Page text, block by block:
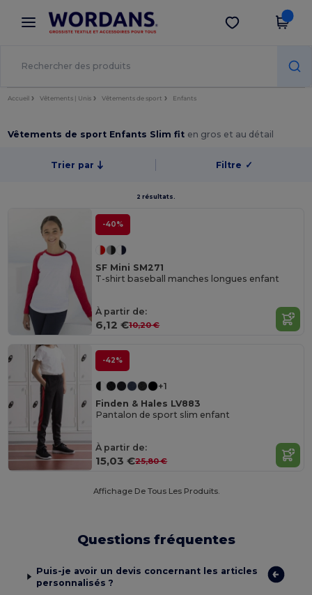
× Appli Wordans
Meilleurs prix sur l’app !
Obtenir l'appli
Accueil Vêtements | Unis Vêtements de sport Enfants
Vêtements de sport Enfants Slim fit en gros et au détail
Trier par Filtre ✓
2 résultats.
-40%
SF Mini SM271
T-shirt baseball manches longues enfant
À partir de:
6,12 €10,20 €
-42%
+1
Finden & Hales LV883
Pantalon de sport slim enfant
À partir de:
15,03 €25,80 €
Affichage De Tous Les Produits.
Questions fréquentes
Puis-je avoir un devis concernant les articles
personnalisés ?